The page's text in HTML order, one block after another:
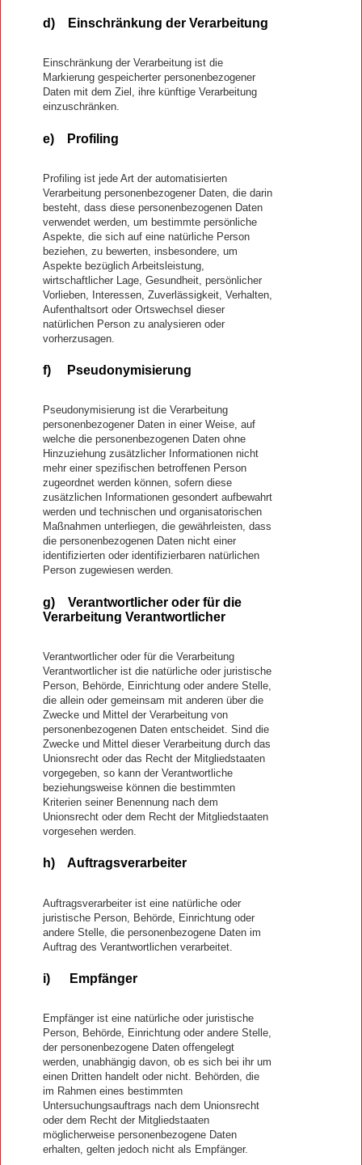
d) Einschränkung der Verarbeitung
Einschränkung der Verarbeitung ist die
Markierung gespeicherter personenbezogener
Daten mit dem Ziel, ihre künftige Verarbeitung
einzuschränken.
e) Profiling
Profiling ist jede Art der automatisierten
Verarbeitung personenbezogener Daten, die darin
besteht, dass diese personenbezogenen Daten
verwendet werden, um bestimmte persönliche
Aspekte, die sich auf eine natürliche Person
beziehen, zu bewerten, insbesondere, um
Aspekte bezüglich Arbeitsleistung,
wirtschaftlicher Lage, Gesundheit, persönlicher
Vorlieben, Interessen, Zuverlässigkeit, Verhalten,
Aufenthaltsort oder Ortswechsel dieser
natürlichen Person zu analysieren oder
vorherzusagen.
f) Pseudonymisierung
Pseudonymisierung ist die Verarbeitung
personenbezogener Daten in einer Weise, auf
welche die personenbezogenen Daten ohne
Hinzuziehung zusätzlicher Informationen nicht
mehr einer spezifischen betroffenen Person
zugeordnet werden können, sofern diese
zusätzlichen Informationen gesondert aufbewahrt
werden und technischen und organisatorischen
Maßnahmen unterliegen, die gewährleisten, dass
die personenbezogenen Daten nicht einer
identifizierten oder identifizierbaren natürlichen
Person zugewiesen werden.
g) Verantwortlicher oder für die
Verarbeitung Verantwortlicher
Verantwortlicher oder für die Verarbeitung
Verantwortlicher ist die natürliche oder juristische
Person, Behörde, Einrichtung oder andere Stelle,
die allein oder gemeinsam mit anderen über die
Zwecke und Mittel der Verarbeitung von
personenbezogenen Daten entscheidet. Sind die
Zwecke und Mittel dieser Verarbeitung durch das
Unionsrecht oder das Recht der Mitgliedstaaten
vorgegeben, so kann der Verantwortliche
beziehungsweise können die bestimmten
Kriterien seiner Benennung nach dem
Unionsrecht oder dem Recht der Mitgliedstaaten
vorgesehen werden.
h) Auftragsverarbeiter
Auftragsverarbeiter ist eine natürliche oder
juristische Person, Behörde, Einrichtung oder
andere Stelle, die personenbezogene Daten im
Auftrag des Verantwortlichen verarbeitet.
i) Empfänger
Empfänger ist eine natürliche oder juristische
Person, Behörde, Einrichtung oder andere Stelle,
der personenbezogene Daten offengelegt
werden, unabhängig davon, ob es sich bei ihr um
einen Dritten handelt oder nicht. Behörden, die
im Rahmen eines bestimmten
Untersuchungsauftrags nach dem Unionsrecht
oder dem Recht der Mitgliedstaaten
möglicherweise personenbezogene Daten
erhalten, gelten jedoch nicht als Empfänger.